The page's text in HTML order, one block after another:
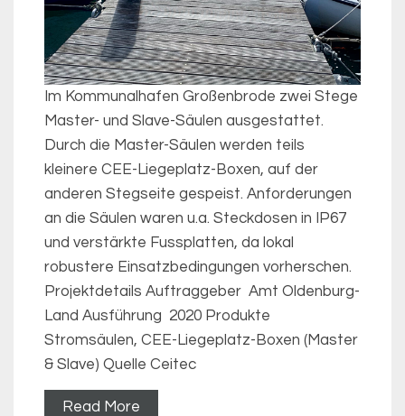
Im Kommunalhafen Großenbrode zwei Stege
Master- und Slave-Säulen ausgestattet.
Durch die Master-Säulen werden teils
kleinere CEE-Liegeplatz-Boxen, auf der
anderen Stegseite gespeist. Anforderungen
an die Säulen waren u.a. Steckdosen in IP67
und verstärkte Fussplatten, da lokal
robustere Einsatzbedingungen vorherschen.
Projektdetails Auftraggeber Amt Oldenburg-
Land Ausführung 2020 Produkte
Stromsäulen, CEE-Liegeplatz-Boxen (Master
& Slave) Quelle Ceitec
Read More